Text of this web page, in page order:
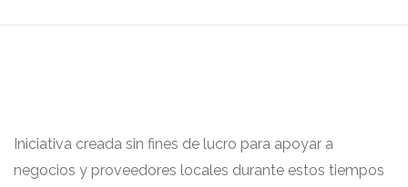
Iniciativa creada sin fines de lucro para apoyar a
negocios y proveedores locales durante estos tiempos